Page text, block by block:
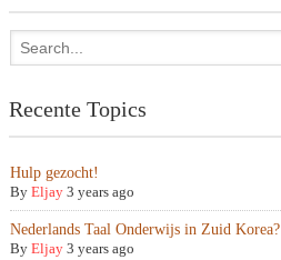
Recente Topics
Hulp gezocht!
By Eljay 3 years ago
Nederlands Taal Onderwijs in Zuid Korea?
By Eljay 3 years ago